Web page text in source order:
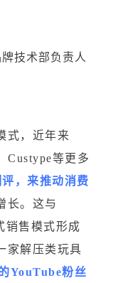
技术部负责人
式，近年来
Custype等更多
，来推动消费
长。这与
销售模式形成
家解压类玩具
YouTube粉丝